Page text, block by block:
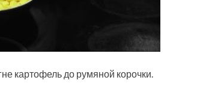
картофель до румяной корочки.